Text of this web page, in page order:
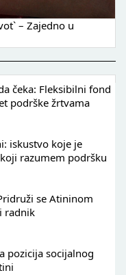
– Zajedno u
čeka: Fleksibilni fond
podrške žrtvama
iskustvo koje je
razumem podršku
se Atininom
radnik
pozicija socijalnog